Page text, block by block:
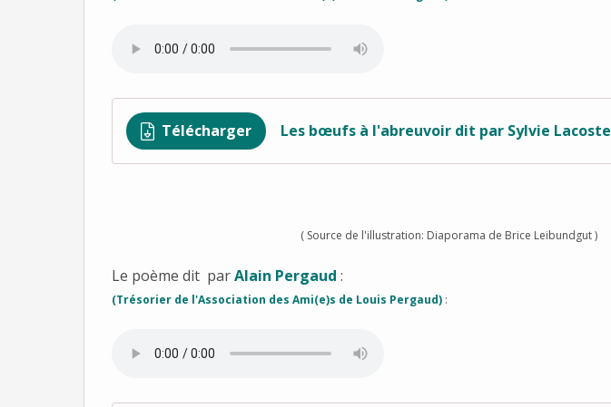
Télécharger Les bœufs à l'abreuvoir dit par Sylvie Lacoste
( Source de l'illustration: Diaporama de Brice Leibundgut )
Le poème dit parAlain Pergaud :
(Trésorier de l'Association des Ami(e)s de Louis Pergaud) :